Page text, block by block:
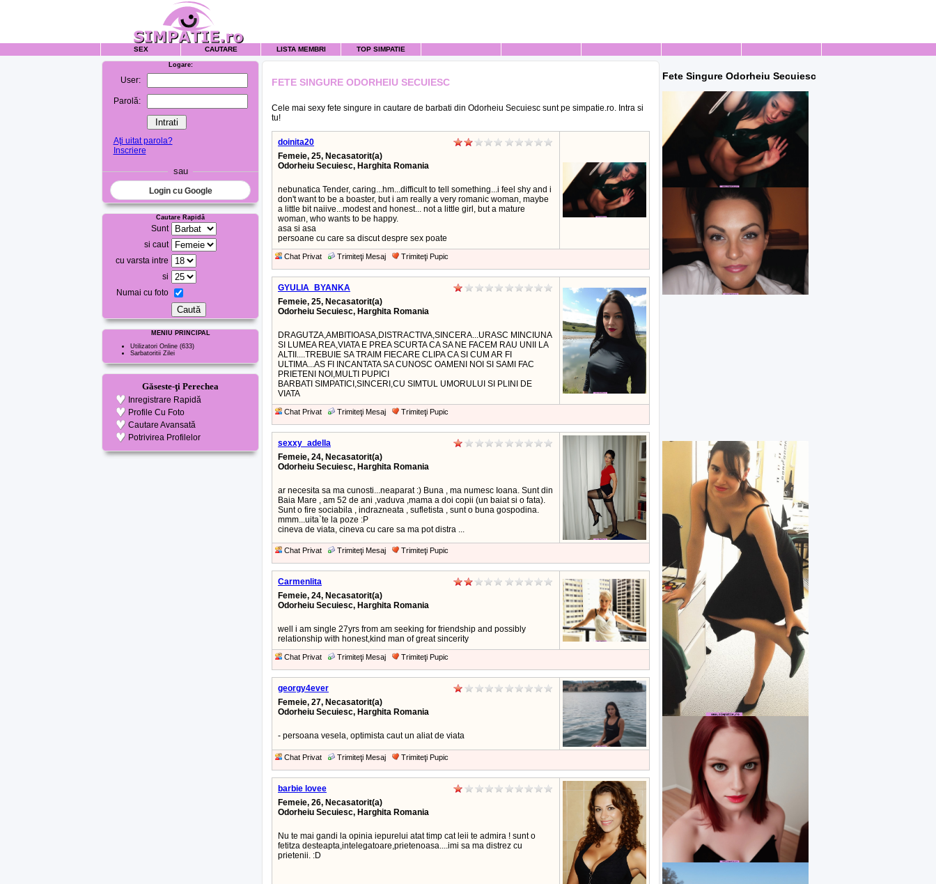
SEX CAUTARE LISTA MEMBRI TOP SIMPATIE
Logare:
User:
Parolă:
Aţi uitat parola?
Inscriere
sau
Login cu Google
Cautare Rapidă
Sunt
si caut
cu varsta intre
si
Numai cu foto
MENIU PRINCIPAL
Utilizatori Online (633)
Sarbatoritii Zilei
Găseste-ţi Perechea
Inregistrare Rapidă
Profile Cu Foto
Cautare Avansată
Potrivirea Profilelor
FETE SINGURE ODORHEIU SECUIESC
Cele mai sexy fete singure in cautare de barbati din Odorheiu Secuiesc sunt pe simpatie.ro. Intra si
tu!
doinita20
Femeie, 25, Necasatorit(a)
Odorheiu Secuiesc, Harghita Romania
nebunatica Tender, caring...hm...difficult to tell something...i feel shy and i
don't want to be a boaster, but i am really a very romanic woman, maybe
a little bit naiive...modest and honest... not a little girl, but a mature
woman, who wants to be happy.
asa si asa
persoane cu care sa discut despre sex poate
Chat Privat Trimiteţi Mesaj Trimiteţi Pupic
GYULIA_BYANKA
Femeie, 25, Necasatorit(a)
Odorheiu Secuiesc, Harghita Romania
DRAGUTZA,AMBITIOASA,DISTRACTIVA,SINCERA...URASC MINCIUNA
SI LUMEA REA,VIATA E PREA SCURTA CA SA NE FACEM RAU UNII LA
ALTII....TREBUIE SA TRAIM FIECARE CLIPA CA SI CUM AR FI
ULTIMA...AS FI INCANTATA SA CUNOSC OAMENI NOI SI SAMI FAC
PRIETENI NOI,MULTI PUPICI
BARBATI SIMPATICI,SINCERI,CU SIMTUL UMORULUI SI PLINI DE
VIATA
Chat Privat Trimiteţi Mesaj Trimiteţi Pupic
sexxy_adella
Femeie, 24, Necasatorit(a)
Odorheiu Secuiesc, Harghita Romania
ar necesita sa ma cunosti...neaparat :) Buna , ma numesc Ioana. Sunt din
Baia Mare , am 52 de ani ,vaduva ,mama a doi copii (un baiat si o fata).
Sunt o fire sociabila , indrazneata , sufletista , sunt o buna gospodina.
mmm...uita`te la poze :P
cineva de viata, cineva cu care sa ma pot distra ...
Chat Privat Trimiteţi Mesaj Trimiteţi Pupic
Carmenlita
Femeie, 24, Necasatorit(a)
Odorheiu Secuiesc, Harghita Romania
well i am single 27yrs from am seeking for friendship and possibly
relationship with honest,kind man of great sincerity
Chat Privat Trimiteţi Mesaj Trimiteţi Pupic
georgy4ever
Femeie, 27, Necasatorit(a)
Odorheiu Secuiesc, Harghita Romania
- persoana vesela, optimista caut un aliat de viata
Chat Privat Trimiteţi Mesaj Trimiteţi Pupic
barbie lovee
Femeie, 26, Necasatorit(a)
Odorheiu Secuiesc, Harghita Romania
Nu te mai gandi la opinia iepurelui atat timp cat leii te admira ! sunt o
fetitza desteapta,intelegatoare,prietenoasa....imi sa ma distrez cu
prietenii. :D
Fete Singure Odorheiu Secuiesc